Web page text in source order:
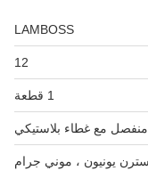
LAMBOSS
12
1 قطعة
مع غطاء بلاستيكي
يونيون ، موني جرام